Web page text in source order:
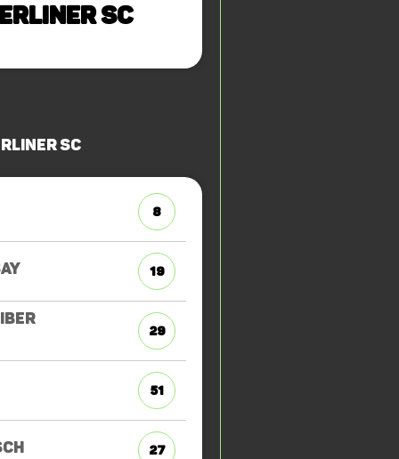
SC
SC
8
19
29
51
27